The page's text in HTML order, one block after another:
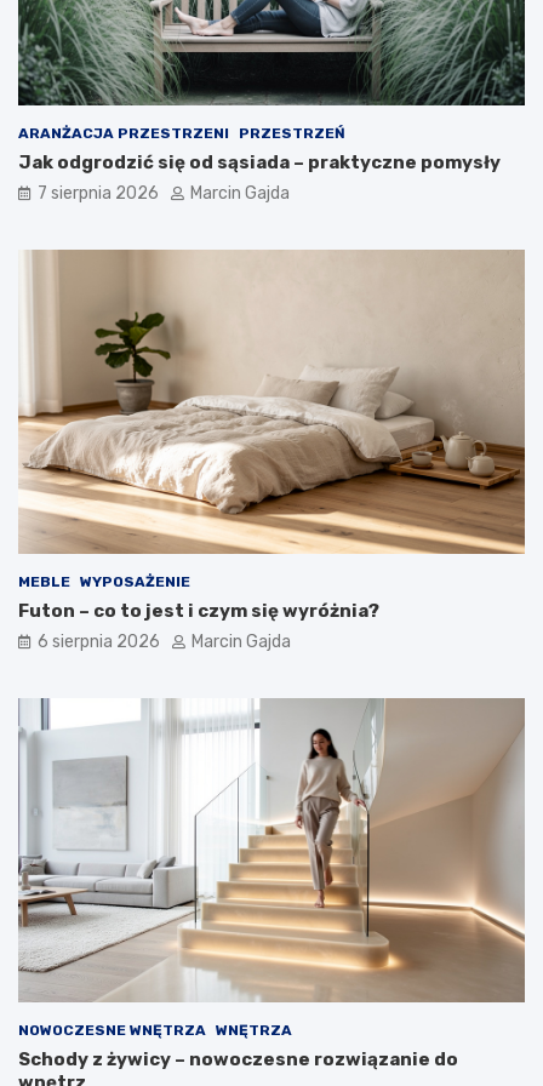
r
z
e
w
d
n
i
ą
y
c
h
ż
o
w
e
o
?
ARANŻACJA PRZESTRZENI PRZESTRZEŃ
Jak odgrodzić się od sąsiada – praktyczne pomysły
7 sierpnia 2026 Marcin Gajda
MEBLE WYPOSAŻENIE
Futon – co to jest i czym się wyróżnia?
6 sierpnia 2026 Marcin Gajda
NOWOCZESNE WNĘTRZA WNĘTRZA
Schody z żywicy – nowoczesne rozwiązanie do